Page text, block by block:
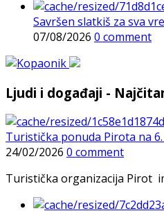
Savršen slatkiš za sva
07/08/2026 0 comment
Ljudi i događaji -
Turistička ponuda Pirota na 6.
24/02/2026 0 comment
Turistička organizacija Pirot